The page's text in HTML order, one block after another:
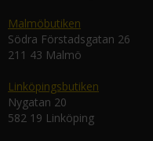
Malmöbutiken
Södra Förstadsgatan 26
211 43 Malmö
Linköpingsbutiken
Nygatan 20
582 19 Linköping